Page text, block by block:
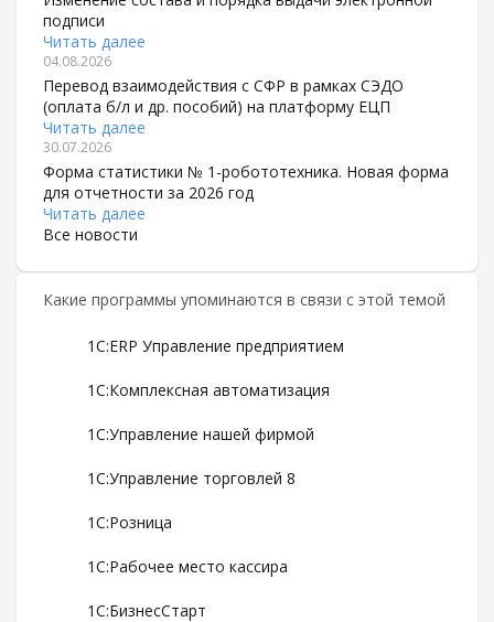
Какие программы упоминаются в связи с этой темой
1С:ERP Управление предприятием
1С:Комплексная автоматизация
1С:Управление нашей фирмой
1С:Управление торговлей 8
1С:Розница
1С:Рабочее место кассира
1С:БизнесСтарт
подписи
Читать далее
04.08.2026
Перевод взаимодействия с СФР в рамках СЭДО
(оплата б/л и др. пособий) на платформу ЕЦП
Читать далее
30.07.2026
Форма статистики № 1-робототехника. Новая форма
для отчетности за 2026 год
Читать далее
Все новости